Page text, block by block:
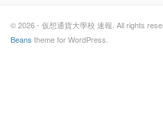
© 2026 - 仮想通貨大學校 速報. All rights
Beans theme for WordPress.